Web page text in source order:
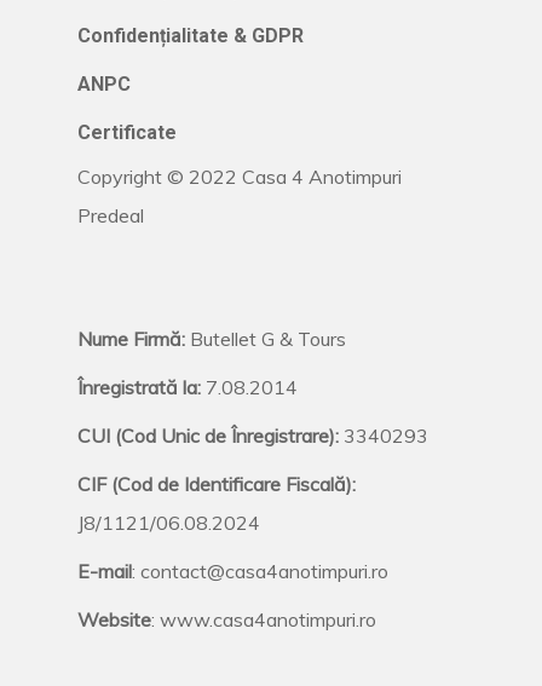
Confidențialitate & GDPR
ANPC
Certificate
Copyright © 2022 Casa 4 Anotimpuri
Predeal
Nume Firmă: Butellet G & Tours
Înregistrată la: 7.08.2014
CUI (Cod Unic de Înregistrare): 3340293
CIF (Cod de Identificare Fiscală):
J8/1121/06.08.2024
E-mail: contact@casa4anotimpuri.ro
Website: www.casa4anotimpuri.ro